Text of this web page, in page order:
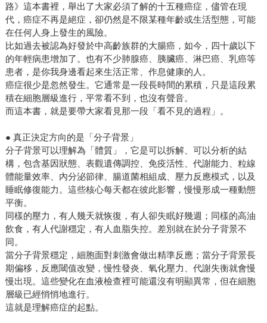
路》這本書裡，舉出了大家必須了解的十五種癌症，儘管在現
代，癌症不再是絕症，卻仍然是不限某種年齡或生活型態，可能
在任何人身上發生的風險。
比如過去被認為好發於中高齡族群的大腸癌，如今，四十歲以下
的年輕病患增加了。也有不少肺腺癌、胰臟癌、淋巴癌、乳癌等
患者，是你我身邊看起來生活正常、作息健康的人。
癌症很少是忽然發生。它通常是一段長時間的累積，只是這段累
積在細胞層級進行，平常看不到，也沒有聲音。
而這本書，就是要帶大家看見那一段「看不見的過程」。
● 真正決定方向的是「分子背景」
分子背景可以理解為「體質」，它是可以拆解、可以分析的結
構，包含基因狀態、表觀遺傳調控、免疫活性、代謝能力、粒線
體能量效率、內分泌節律、腸道菌相組成、壓力反應模式，以及
睡眠修復能力。這些核心每天都在彼此影響，慢慢形成一種動態
平衡。
同樣的壓力，有人幾天就恢復，有人卻失眠好幾週；同樣的高油
飲食，有人代謝穩定，有人血脂失控。差別就在於分子背景不
同。
當分子背景穩定，細胞面對刺激會做出精準反應；當分子背景長
期偏移，反應閾值改變，慢性發炎、氧化壓力、代謝失衡就會慢
慢出現。這些變化在血液檢查裡可能還沒有明顯異常，但在細胞
層級已經悄悄地進行。
這就是理解癌症的起點。